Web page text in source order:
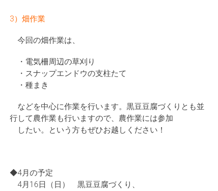
3）畑作業
今回の畑作業は、
・電気柵周辺の草刈り
・スナップエンドウの支柱たて
・種まき
などを中心に作業を行います。黒豆豆腐づくりとも並
行して農作業も行いますので、農作業には参加
したい。という方もぜひお越しください！
◆4月の予定
4月16日（日） 黒豆豆腐づくり、